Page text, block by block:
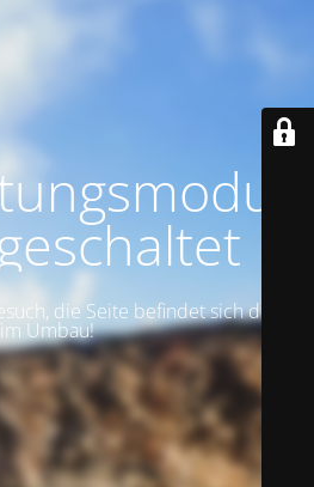
die Seite befindet sich derzeit
im Umbau!